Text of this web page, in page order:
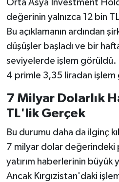
Orta Asya Investment
değerinin yalnızca 12 bin
Bu açıklamanın ardından
düşüşler başladı ve bir
seviyelerde işlem görüldü.
4 primle 3,35 liradan işlem
7 Milyar Dolarlık
TL'lik Gerçek
Bu durumu daha da ilginç
7 milyar dolar değerindeki
yatırım haberlerinin büyük
Ancak Kırgızistan'daki